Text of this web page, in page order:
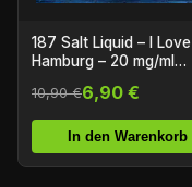
187 Salt Liquid – I Love
Hamburg – 20 mg/ml
10,90 €6,90 €
In den Warenkorb